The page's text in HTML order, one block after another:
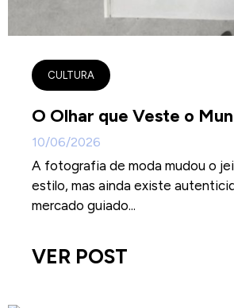
CULTURA
O Olhar que Veste o
10/06/2026
A fotografia de moda mudou o
estilo, mas ainda existe
mercado guiado...
VER POST